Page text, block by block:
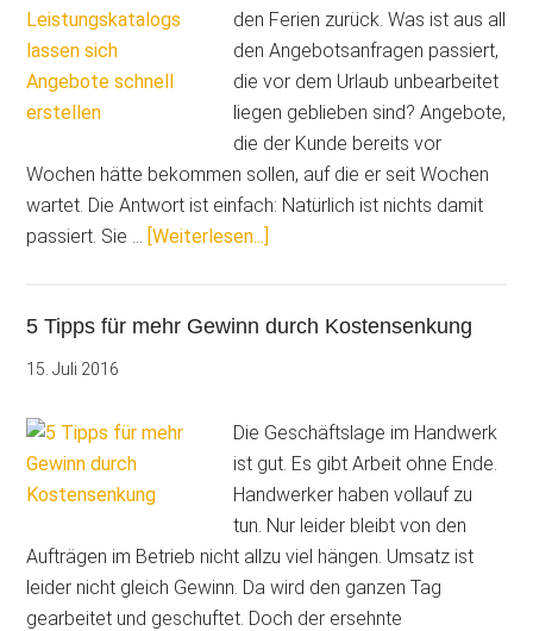
den Ferien zurück. Was ist aus all
den Angebotsanfragen passiert,
die vor dem Urlaub unbearbeitet
liegen geblieben sind? Angebote,
die der Kunde bereits vor
Wochen hätte bekommen sollen, auf die er seit Wochen
wartet. Die Antwort ist einfach: Natürlich ist nichts damit
passiert. Sie … [Weiterlesen...]
fix
Kalkulation
5 Tipps für mehr Gewinn durch Kostensenkung
15. Juli 2016
Die Geschäftslage im Handwerk
ist gut. Es gibt Arbeit ohne Ende.
Handwerker haben vollauf zu
tun. Nur leider bleibt von den
Aufträgen im Betrieb nicht allzu viel hängen. Umsatz ist
leider nicht gleich Gewinn. Da wird den ganzen Tag
gearbeitet und geschuftet. Doch der ersehnte